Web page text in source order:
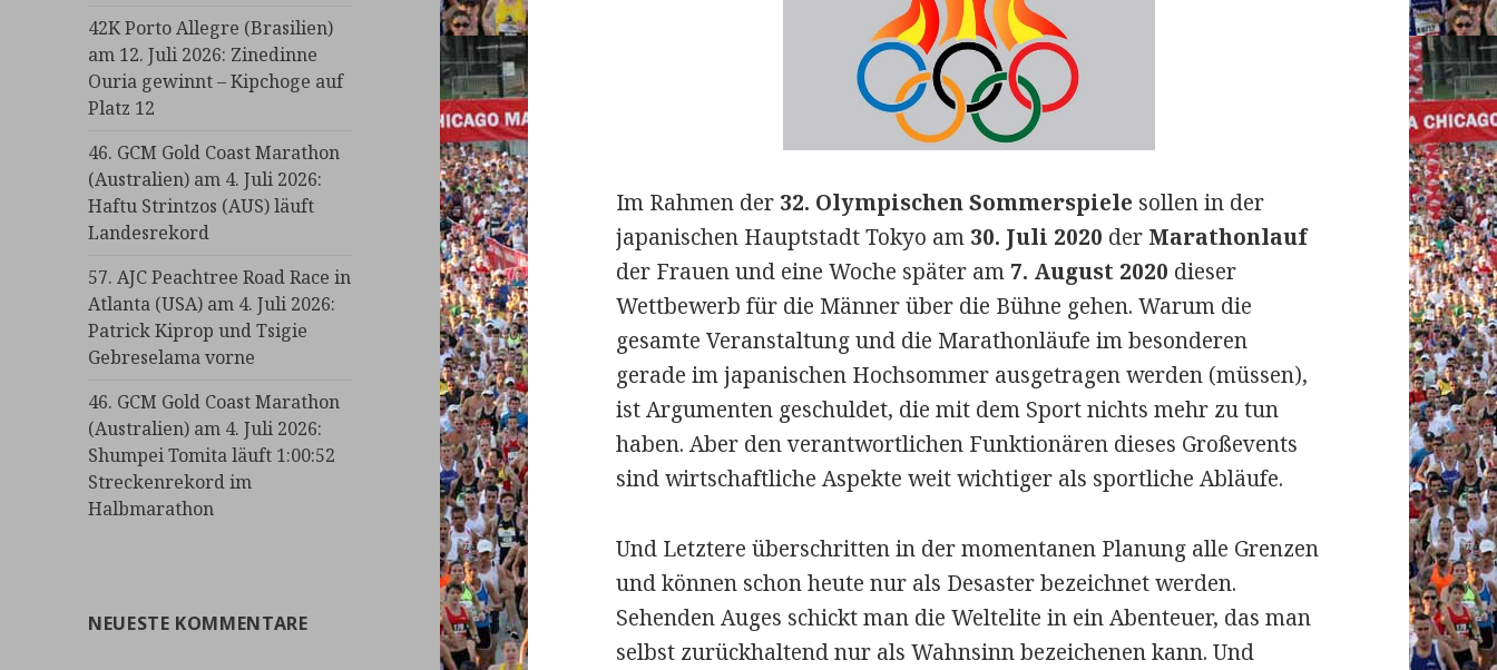
42K Porto Allegre (Brasilien)
am 12. Juli 2026: Zinedinne
Ouria gewinnt – Kipchoge auf
Platz 12
46. GCM Gold Coast Marathon
(Australien) am 4. Juli 2026:
Haftu Strintzos (AUS) läuft
Landesrekord
57. AJC Peachtree Road Race in
Atlanta (USA) am 4. Juli 2026:
Patrick Kiprop und Tsigie
Gebreselama vorne
46. GCM Gold Coast Marathon
(Australien) am 4. Juli 2026:
Shumpei Tomita läuft 1:00:52
Streckenrekord im
Halbmarathon
NEUESTE KOMMENTARE
Im Rahmen der 32. Olympischen Sommerspiele sollen in der
japanischen Hauptstadt Tokyo am 30. Juli 2020 der Marathonlauf
der Frauen und eine Woche später am 7. August 2020 dieser
Wettbewerb für die Männer über die Bühne gehen.Warum die
gesamte Veranstaltung und die Marathonläufe im besonderen
gerade im japanischen Hochsommer ausgetragen werden (müssen),
ist Argumenten geschuldet, die mit dem Sport nichts mehr zu tun
haben. Aber den verantwortlichen Funktionären dieses Großevents
sind wirtschaftliche Aspekte weit wichtiger als sportliche Abläufe.
Und Letztere überschritten in der momentanen Planung alle Grenzen
und können schon heute nur als Desaster bezeichnet werden.
Sehenden Auges schickt man die Weltelite in ein Abenteuer, das man
selbst zurückhaltend nur als Wahnsinn bezeichenen kann. Und